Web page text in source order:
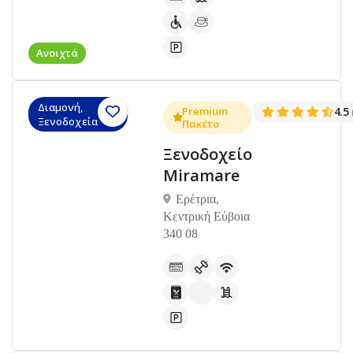
Ανοιχτά
Διαμονή,
Ξενοδοχεία
Premium
Πακέτο
Ξενοδοχείο
Miramare
Ερέτρια,
Κεντρική Εύβοια
340 08
4.5